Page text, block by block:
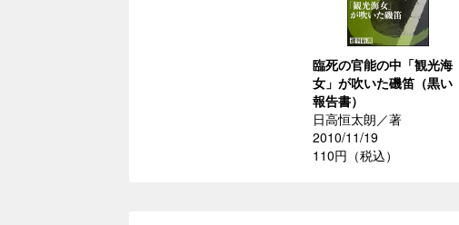
臨死の官能の中「観光海
女」が吹いた磯笛（黒い
報告書）
日高恒太朗／著
2010/11/19
110円（税込）